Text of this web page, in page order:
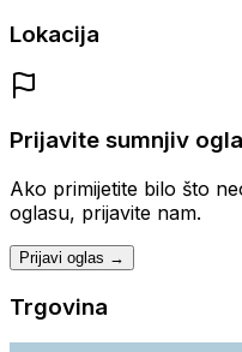
Lokacija
Prijavite sumnjiv
Ako primijetite bilo što
oglasu, prijavite nam.
Prijavi oglas →
Trgovina